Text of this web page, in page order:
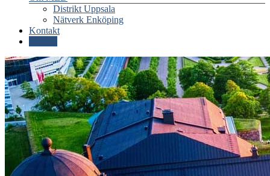
Distrikt Uppsala
Nätverk Enköping
Kontakt